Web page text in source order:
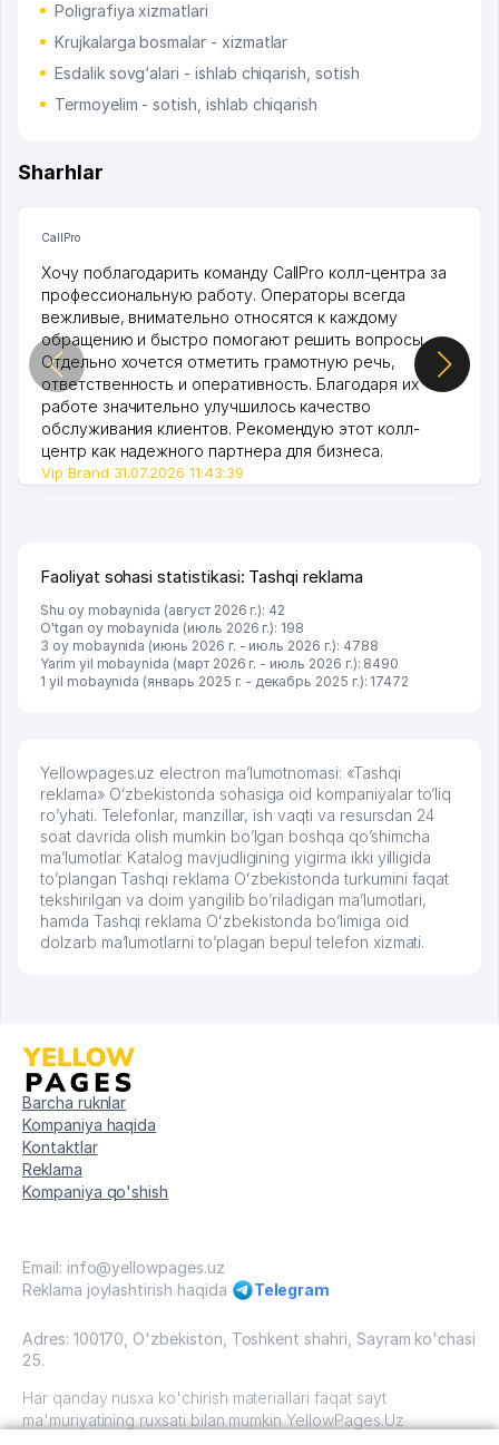
Poligrafiya xizmatlari
Krujkalarga bosmalar - xizmatlar
Esdalik sovg‘alari - ishlab chiqarish, sotish
Termoyelim - sotish, ishlab chiqarish
Sharhlar
CallPro
Хочу поблагодарить команду CallPro колл-центра за
профессиональную работу. Операторы всегда
вежливые, внимательно относятся к каждому
обращению и быстро помогают решить вопросы.
Отдельно хочется отметить грамотную речь,
ответственность и оперативность. Благодаря их
работе значительно улучшилось качество
обслуживания клиентов. Рекомендую этот колл-
центр как надежного партнера для бизнеса.
Vip Brand 31.07.2026 11:43:39
Faoliyat sohasi statistikasi: Tashqi reklama
Shu oy mobaynida (август 2026 г.): 42
O'tgan oy mobaynida (июль 2026 г.): 198
3 oy mobaynida (июнь 2026 г. - июль 2026 г.): 4788
Yarim yil mobaynida (март 2026 г. - июль 2026 г.): 8490
1 yil mobaynida (январь 2025 г. - декабрь 2025 г.): 17472
Yellowpages.uz electron ma’lumotnomasi: «Tashqi
reklama» Oʻzbekistonda sohasiga oid kompaniyalar to’liq
ro’yhati. Telefonlar, manzillar, ish vaqti va resursdan 24
soat davrida olish mumkin bo’lgan boshqa qo’shimcha
ma’lumotlar. Katalog mavjudligining yigirma ikki yilligida
to’plangan Tashqi reklama Oʻzbekistonda turkumini faqat
tekshirilgan va doim yangilib bo’riladigan ma’lumotlari,
hamda Tashqi reklama Oʻzbekistonda bo’limiga oid
dolzarb ma’lumotlarni to’plagan bepul telefon xizmati.
Barcha ruknlar
Kompaniya haqida
Kontaktlar
Reklama
Kompaniya qo'shish
Email: info@yellowpages.uz
Reklama joylashtirish haqida
Telegram
Adres: 100170, O'zbekiston, Toshkent shahri, Sayram ko'chasi
25.
Har qanday nusxa ko'chirish materiallari faqat sayt
ma'muriyatining ruxsati bilan mumkin YellowPages.Uz